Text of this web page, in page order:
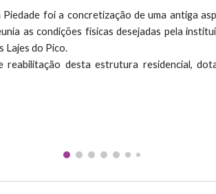
foi a concretização de uma antiga
as condições físicas desejadas pela
Lajes do Pico.
desta estrutura residencial,